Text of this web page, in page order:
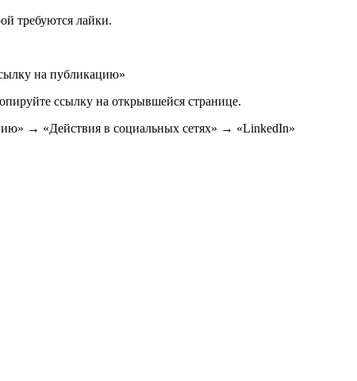
требуются лайки.
на публикацию»
ссылку на открывшейся странице.
→ «Действия в социальных сетях» → «LinkedIn»